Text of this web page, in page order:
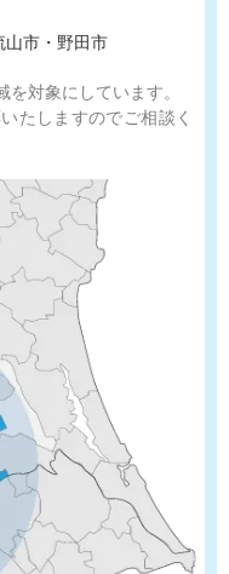
山市・野田市
対象にしています。
たしますのでご相談く